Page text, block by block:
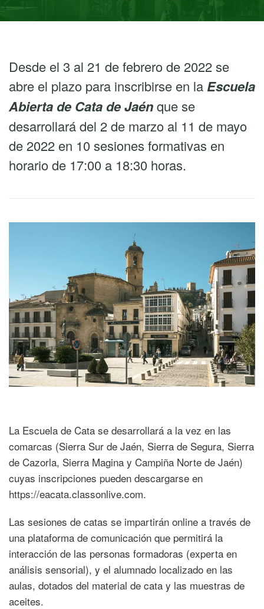
Desde el 3 al 21 de febrero de 2022 se
abre el plazo para inscribirse en la Escuela
Abierta de Cata de Jaénque se
desarrollará del 2 de marzo al 11 de mayo
de 2022 en 10 sesiones formativas en
horario de 17:00 a 18:30 horas.
La Escuela de Cata se desarrollará a la vez en las
comarcas (Sierra Sur de Jaén, Sierra de Segura, Sierra
de Cazorla, Sierra Magina y Campiña Norte de Jaén)
cuyas inscripciones pueden descargarse en
https://eacata.classonlive.com.
Las sesiones de catas se impartirán online a través de
una plataforma de comunicación que permitirá la
interacción de las personas formadoras (experta en
análisis sensorial), y el alumnado localizado en las
aulas, dotados del material de cata y las muestras de
aceites.